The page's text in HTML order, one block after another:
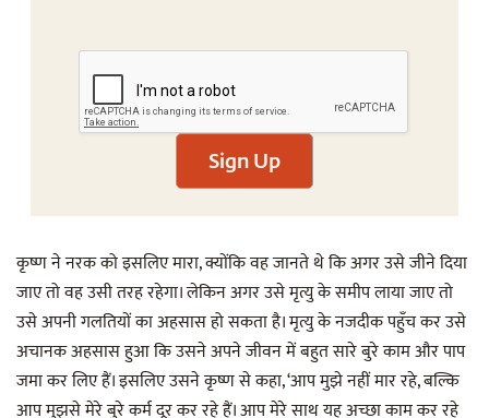
Sign Up
कृष्ण ने नरक को इसलिए मारा, क्योंकि वह जानते थे कि अगर उसे जीने दिया
जाए तो वह उसी तरह रहेगा। लेकिन अगर उसे मृत्यु के समीप लाया जाए तो
उसे अपनी गलतियों का अहसास हो सकता है। मृत्यु के नजदीक पहुँच कर उसे
अचानक अहसास हुआ कि उसने अपने जीवन में बहुत सारे बुरे काम और पाप
जमा कर लिए हैं। इसलिए उसने कृष्ण से कहा, ‘आप मुझे नहीं मार रहे, बल्कि
आप मुझसे मेरे बुरे कर्म दूर कर रहे हैं। आप मेरे साथ यह अच्छा काम कर रहे